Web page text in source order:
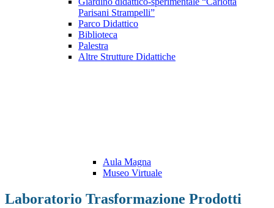
Parisani Strampelli”
Parco Didattico
Biblioteca
Palestra
Altre Strutture Didattiche
Aula Magna
Museo Virtuale
Laboratorio Trasformazione Prodotti